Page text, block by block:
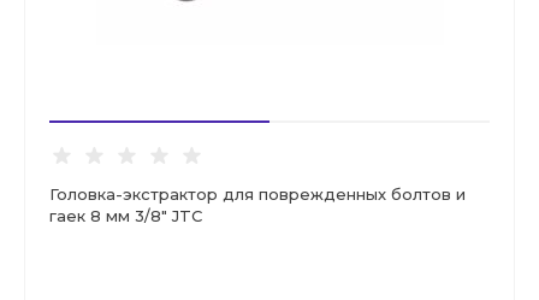
Головка-экстрактор для поврежденных болтов и
гаек 8 мм 3/8" JTC